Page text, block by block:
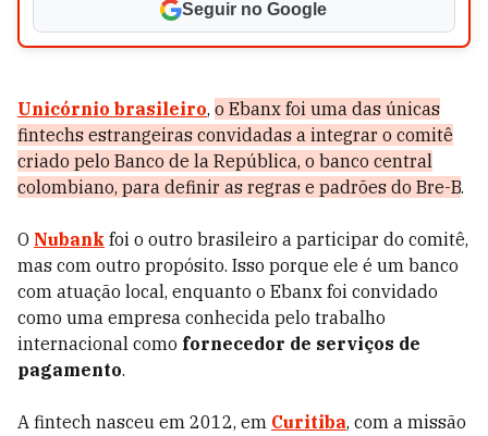
Seguir no Google
Unicórnio brasileiro, o Ebanx foi uma das únicas
fintechs estrangeiras convidadas a integrar o comitê
criado pelo Banco de la República, o banco central
colombiano, para definir as regras e padrões do Bre-B.
O Nubank foi o outro brasileiro a participar do comitê,
mas com outro propósito. Isso porque ele é um banco
com atuação local, enquanto o Ebanx foi convidado
como uma empresa conhecida pelo trabalho
internacional como fornecedor de serviços de
pagamento.
A fintech nasceu em 2012, em Curitiba, com a missão